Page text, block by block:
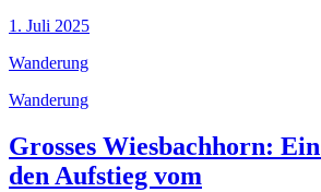
1. Juli 2025
Wanderung
Wanderung
Grosses Wiesbachhorn:
den Aufstieg vom